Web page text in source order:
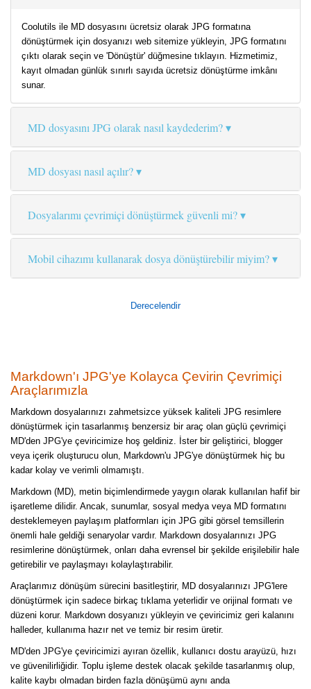
Coolutils ile MD dosyasını ücretsiz olarak JPG formatına
dönüştürmek için dosyanızı web sitemize yükleyin, JPG formatını
çıktı olarak seçin ve 'Dönüştür' düğmesine tıklayın. Hizmetimiz,
kayıt olmadan günlük sınırlı sayıda ücretsiz dönüştürme imkânı
sunar.
MD dosyasını JPG olarak nasıl kaydederim?
MD dosyası nasıl açılır?
Dosyalarımı çevrimiçi dönüştürmek güvenli mi?
Mobil cihazımı kullanarak dosya dönüştürebilir miyim?
Derecelendir
Markdown'ı JPG'ye Kolayca Çevirin Çevrimiçi
Araçlarımızla
Markdown dosyalarınızı zahmetsizce yüksek kaliteli JPG resimlere
dönüştürmek için tasarlanmış benzersiz bir araç olan güçlü çevrimiçi
MD'den JPG'ye çeviricimize hoş geldiniz. İster bir geliştirici, blogger
veya içerik oluşturucu olun, Markdown'u JPG'ye dönüştürmek hiç bu
kadar kolay ve verimli olmamıştı.
Markdown (MD), metin biçimlendirmede yaygın olarak kullanılan hafif bir
işaretleme dilidir. Ancak, sunumlar, sosyal medya veya MD formatını
desteklemeyen paylaşım platformları için JPG gibi görsel temsillerin
önemli hale geldiği senaryolar vardır. Markdown dosyalarınızı JPG
resimlerine dönüştürmek, onları daha evrensel bir şekilde erişilebilir hale
getirebilir ve paylaşmayı kolaylaştırabilir.
Araçlarımız dönüşüm sürecini basitleştirir, MD dosyalarınızı JPG'lere
dönüştürmek için sadece birkaç tıklama yeterlidir ve orijinal formatı ve
düzeni korur. Markdown dosyanızı yükleyin ve çeviricimiz geri kalanını
halleder, kullanıma hazır net ve temiz bir resim üretir.
MD'den JPG'ye çeviricimizi ayıran özellik, kullanıcı dostu arayüzü, hızı
ve güvenilirliğidir. Toplu işleme destek olacak şekilde tasarlanmış olup,
kalite kaybı olmadan birden fazla dönüşümü aynı anda